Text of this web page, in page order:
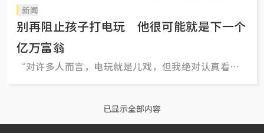
新闻
别再阻止孩子打电玩 他很可能就是下一个
亿万富翁
“对许多人而言，电玩就是儿戏，但我绝对认真看待
已显示全部内容